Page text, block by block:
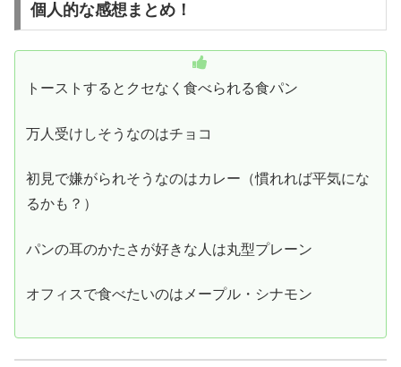
個人的な感想まとめ！
トーストするとクセなく食べられる食パン
万人受けしそうなのはチョコ
初見で嫌がられそうなのはカレー（慣れれば平気にな
るかも？）
パンの耳のかたさが好きな人は丸型プレーン
オフィスで食べたいのはメープル・シナモン